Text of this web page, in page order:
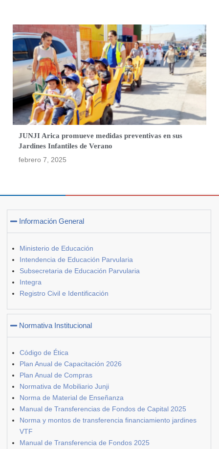
JUNJI Arica promueve medidas preventivas en sus
Jardines Infantiles de Verano
febrero 7, 2025
Información General
Ministerio de Educación
Intendencia de Educación Parvularia
Subsecretaria de Educación Parvularia
Integra
Registro Civil e Identificación
Normativa Institucional
Código de Ética
Plan Anual de Capacitación 2026
Plan Anual de Compras
Normativa de Mobiliario Junji
Norma de Material de Enseñanza
Manual de Transferencias de Fondos de Capital 2025
Norma y montos de transferencia financiamiento jardines
VTF
Manual de Transferencia de Fondos 2025